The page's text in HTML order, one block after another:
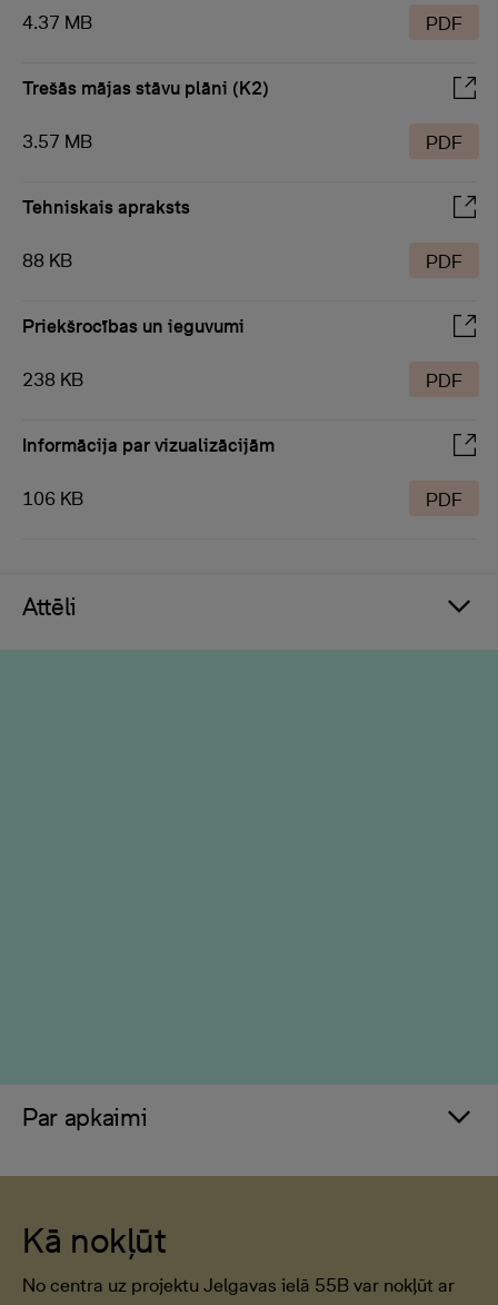
4.37 MB PDF
Trešās mājas stāvu plāni (K2)
3.57 MB PDF
Tehniskais apraksts
88 KB PDF
Priekšrocības un ieguvumi
238 KB PDF
Informācija par vizualizācijām
106 KB PDF
Attēli
Par apkaimi
Kā nokļūt
No centra uz projektu Jelgavas ielā 55B var nokļūt ar